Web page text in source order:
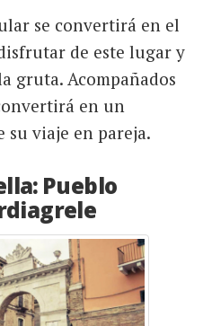
se convertirá en el
de este lugar y
gruta. Acompañados
en un
viaje en pareja.
Pueblo